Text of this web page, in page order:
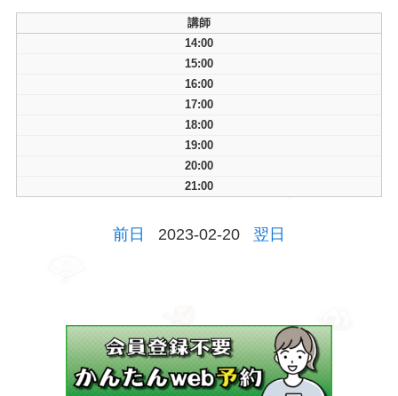
講師
14:00
15:00
16:00
17:00
18:00
19:00
20:00
21:00
前日 2023-02-20 翌日